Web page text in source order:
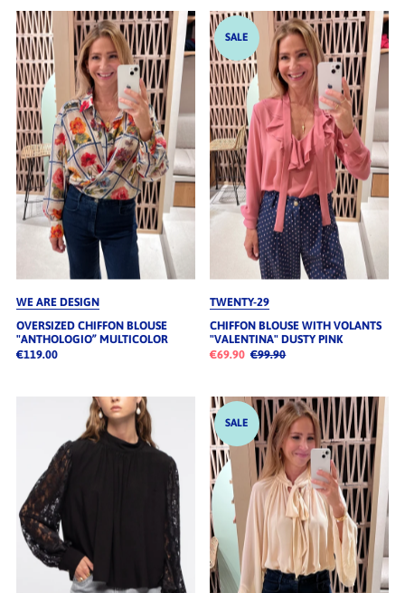
WE ARE DESIGN
OVERSIZED CHIFFON BLOUSE
"ANTHOLOGIO” MULTICOLOR
€119.00
SALE
TWENTY-29
CHIFFON BLOUSE WITH VOLANTS
"VALENTINA" DUSTY PINK
€69.90 €99.90
SALE